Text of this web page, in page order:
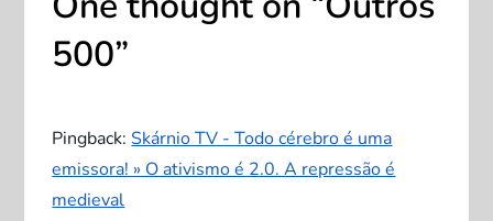
g
ç
ã
500”
Pingback:Skárnio TV - Todo cérebro é uma
emissora! » O ativismo é 2.0. A repressão é
medieval